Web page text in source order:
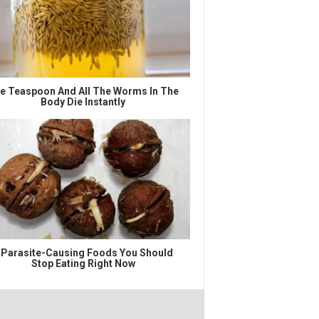
Teaspoon And All The Worms In The
Body Die Instantly
Causing Foods You Should
Stop Eating Right Now